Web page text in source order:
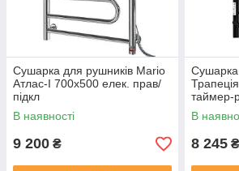
Сушарка для рушників Mario
Атлас-I 700х500 елек. прав/
підкл
В наявності
9 200 ₴
Сушарка
таймер-
матовий
В
8 245 ₴